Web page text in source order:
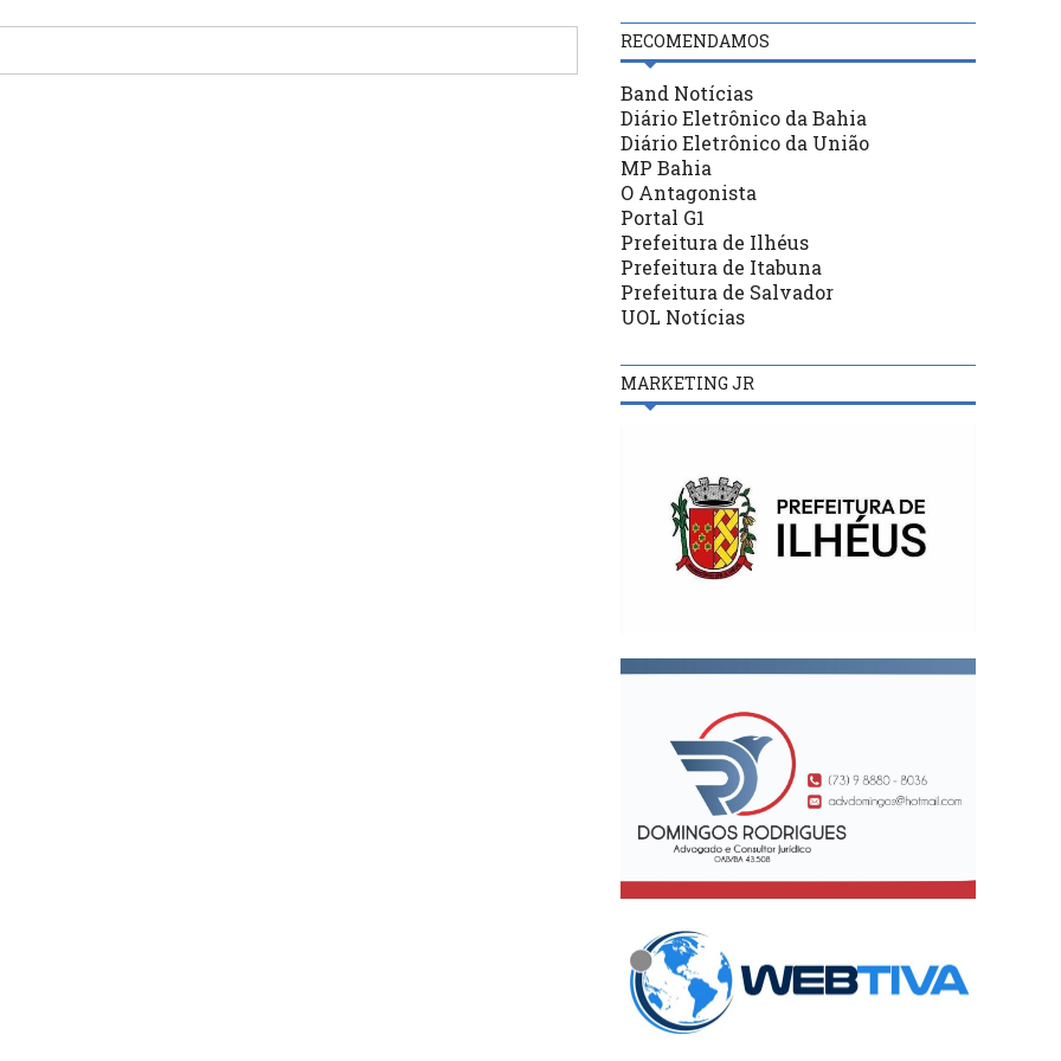
RECOMENDAMOS
Band Notícias
Diário Eletrônico da Bahia
Diário Eletrônico da União
MP Bahia
O Antagonista
Portal G1
Prefeitura de Ilhéus
Prefeitura de Itabuna
Prefeitura de Salvador
UOL Notícias
MARKETING JR